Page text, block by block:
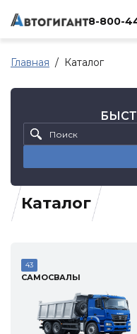
8-800-
Главная Каталог
Каталог
43
САМОСВАЛЫ